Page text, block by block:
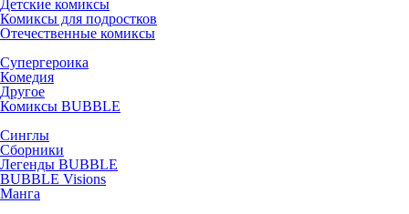
Детские комиксы
Комиксы для подростков
Отечественные комиксы
Супергероика
Комедия
Другое
Комиксы BUBBLE
Синглы
Сборники
Легенды BUBBLE
BUBBLE Visions
Манга